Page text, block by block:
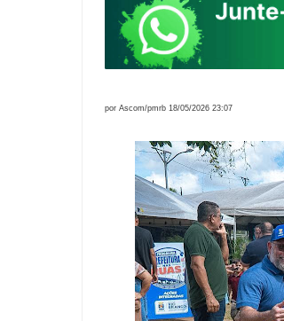
por Ascom/pmrb 18/05/2026 23:07